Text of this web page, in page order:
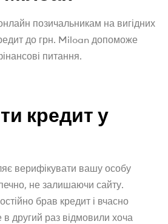
позичальникам на вигідних
до грн. Miloan допоможе
питання.
кредит у
верифікувати вашу особу
не залишаючи сайту.
брав кредит і вчасно
другий раз відмовили хоча